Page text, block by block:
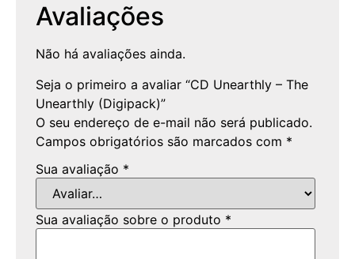
Avaliações
Não há avaliações ainda.
Seja o primeiro a avaliar “CD Unearthly – The
Unearthly (Digipack)”
O seu endereço de e-mail não será publicado.
Campos obrigatórios são marcados com *
Sua avaliação *
Sua avaliação sobre o produto *